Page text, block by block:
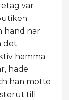
var
hand när
det
hemma
hade
han mötte
till